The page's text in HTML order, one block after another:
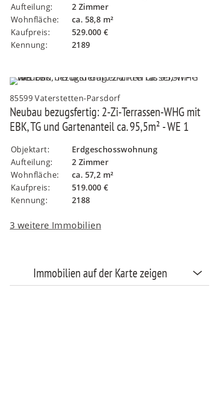
Aufteilung:
2 Zimmer
Wohnfläche:
ca. 58,8 m²
Kaufpreis:
529.000 €
Kennung:
2189
85599 Vaterstetten-Parsdorf
Neubau bezugsfertig: 2-Zi-Terrassen-WHG mit
EBK, TG und Gartenanteil ca. 95,5m² - WE 1
Objektart:
Erdgeschosswohnung
Aufteilung:
2 Zimmer
Wohnfläche:
ca. 57,2 m²
Kaufpreis:
519.000 €
Kennung:
2188
3 weitere Immobilien
Immobilien auf der Karte zeigen